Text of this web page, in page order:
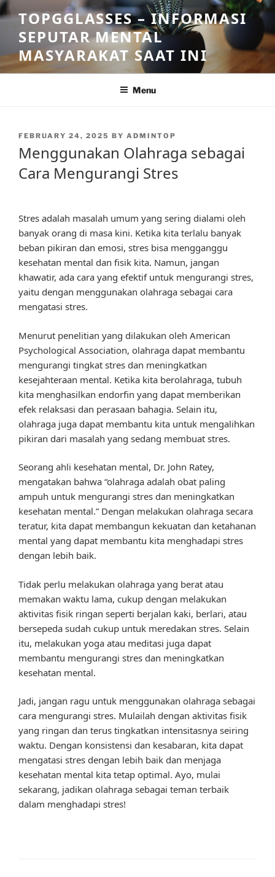
Skip
to
content
TOPGGLASSES – INFORMASI
SEPUTAR MENTAL
MASYARAKAT SAAT INI
Menu
POSTED
FEBRUARY 24, 2025 BY ADMINTOP
Menggunakan Olahraga sebagai
Cara Mengurangi Stres
Stres adalah masalah umum yang sering dialami oleh
banyak orang di masa kini. Ketika kita terlalu banyak
beban pikiran dan emosi, stres bisa mengganggu
kesehatan mental dan fisik kita. Namun, jangan
khawatir, ada cara yang efektif untuk mengurangi stres,
yaitu dengan menggunakan olahraga sebagai cara
mengatasi stres.
Menurut penelitian yang dilakukan oleh American
Psychological Association, olahraga dapat membantu
mengurangi tingkat stres dan meningkatkan
kesejahteraan mental. Ketika kita berolahraga, tubuh
kita menghasilkan endorfin yang dapat memberikan
efek relaksasi dan perasaan bahagia. Selain itu,
olahraga juga dapat membantu kita untuk mengalihkan
pikiran dari masalah yang sedang membuat stres.
Seorang ahli kesehatan mental, Dr. John Ratey,
mengatakan bahwa “olahraga adalah obat paling
ampuh untuk mengurangi stres dan meningkatkan
kesehatan mental.” Dengan melakukan olahraga secara
teratur, kita dapat membangun kekuatan dan ketahanan
mental yang dapat membantu kita menghadapi stres
dengan lebih baik.
Tidak perlu melakukan olahraga yang berat atau
memakan waktu lama, cukup dengan melakukan
aktivitas fisik ringan seperti berjalan kaki, berlari, atau
bersepeda sudah cukup untuk meredakan stres. Selain
itu, melakukan yoga atau meditasi juga dapat
membantu mengurangi stres dan meningkatkan
kesehatan mental.
Jadi, jangan ragu untuk menggunakan olahraga sebagai
cara mengurangi stres. Mulailah dengan aktivitas fisik
yang ringan dan terus tingkatkan intensitasnya seiring
waktu. Dengan konsistensi dan kesabaran, kita dapat
mengatasi stres dengan lebih baik dan menjaga
kesehatan mental kita tetap optimal. Ayo, mulai
sekarang, jadikan olahraga sebagai teman terbaik
dalam menghadapi stres!